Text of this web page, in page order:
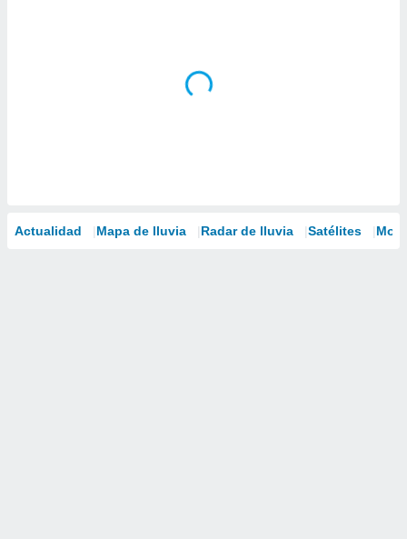
Actualidad Mapa de lluvia Radar de lluvia Satélites